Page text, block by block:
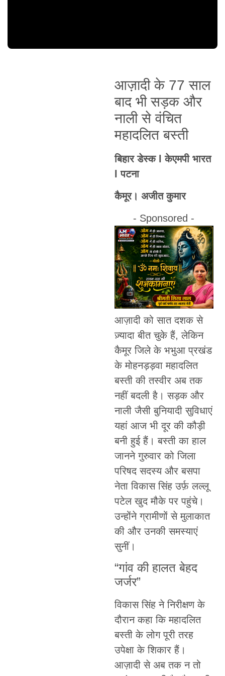
आज़ादी के 77 साल
बाद भी सड़क और
नाली से वंचित
महादलित बस्ती
बिहार डेस्क l केएमपी भारत
l पटना
कैमूर। अजीत कुमार
- Sponsored -
आज़ादी को सात दशक से
ज़्यादा बीत चुके हैं, लेकिन
कैमूर जिले के भभुआ प्रखंड
के मोहनड़ड़वा महादलित
बस्ती की तस्वीर अब तक
नहीं बदली है। सड़क और
नाली जैसी बुनियादी सुविधाएं
यहां आज भी दूर की कौड़ी
बनी हुई हैं। बस्ती का हाल
जानने गुरुवार को जिला
परिषद सदस्य और बसपा
नेता विकास सिंह उर्फ़ लल्लू
पटेल खुद मौके पर पहुंचे।
उन्होंने ग्रामीणों से मुलाकात
की और उनकी समस्याएं
सुनीं।
“गांव की हालत बेहद
जर्जर”
विकास सिंह ने निरीक्षण के
दौरान कहा कि महादलित
बस्ती के लोग पूरी तरह
उपेक्षा के शिकार हैं।
आज़ादी से अब तक न तो